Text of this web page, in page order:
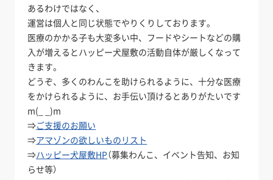
あるわけではなく、
運営は個人と同じ状態でやりくりしております。
医療のかかる子も大変多い中、フードやシートなどの購
入が増えるとハッピー犬屋敷の活動自体が厳しくなって
きます。
どうぞ、多くのわんこを助けられるように、十分な医療
をかけられるように、お手伝い頂けるとありがたいです
m(_ _)m
⇒ご支援のお願い
⇒アマゾンの欲しいものリスト
⇒ハッピー犬屋敷HP（募集わんこ、イベント告知、お知
らせ等）